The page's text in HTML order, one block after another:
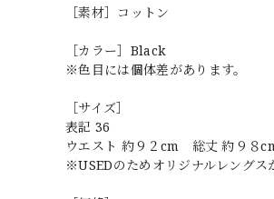
［素材］コットン
［カラー］Black
※色目には個体差があります。
［サイズ］
表記 36
ウエスト 約９２cm 総丈 約９
※USEDのためオリジナルレングス